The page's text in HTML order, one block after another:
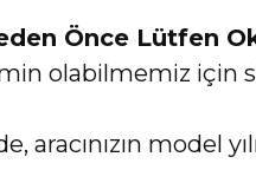
Önce Lütfen
olabilmemiz için
aracınızın